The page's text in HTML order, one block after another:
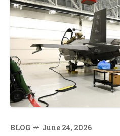
BLOG June 24, 2026